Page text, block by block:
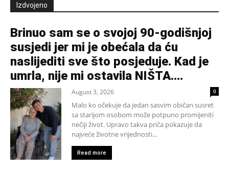
Izdvojeno
Brinuo sam se o svojoj 90-godišnjoj
susjedi jer mi je obećala da ću
naslijediti sve što posjeduje. Kad je
umrla, nije mi ostavila NIŠTA....
August 3, 2026 0
Malo ko očekuje da jedan sasvim običan susret
sa starijom osobom može potpuno promijeniti
nečiji život. Upravo takva priča pokazuje da
najveće životne vrijednosti...
Read more